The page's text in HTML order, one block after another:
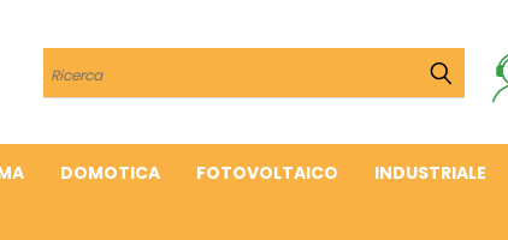
Cerca
DOMOTICA FOTOVOLTAICO INDUSTRIALE